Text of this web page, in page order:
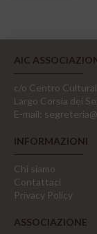
AIC
c/o Centro
Largo Corsia dei
E-mail:
INFORMAZIONI
Chi siamo
Contattaci
Privacy Policy
ASSOCIAZIONE